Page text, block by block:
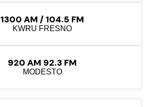
1300 AM / 104.5 FM
KWRU FRESNO
920 AM 92.3 FM
MODESTO